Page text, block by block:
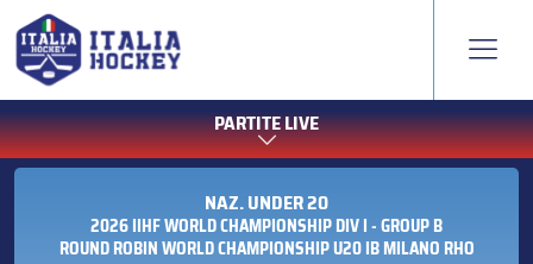
PARTITE LIVE
NAZ. UNDER 20
2026 IIHF WORLD CHAMPIONSHIP DIV I - GROUP B
ROUND ROBIN WORLD CHAMPIONSHIP U20 IB MILANO RHO